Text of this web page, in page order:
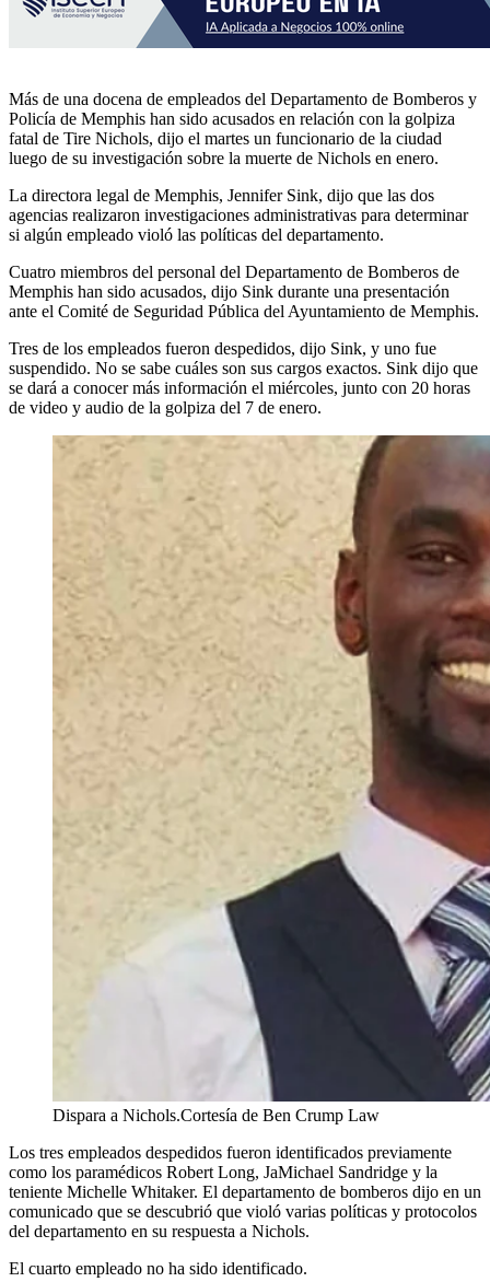
Más de una docena de empleados del Departamento de Bomberos y
Policía de Memphis han sido acusados ​​en relación con la golpiza
fatal de Tire Nichols, dijo el martes un funcionario de la ciudad
luego de su investigación sobre la muerte de Nichols en enero.
La directora legal de Memphis, Jennifer Sink, dijo que las dos
agencias realizaron investigaciones administrativas para determinar
si algún empleado violó las políticas del departamento.
Cuatro miembros del personal del Departamento de Bomberos de
Memphis han sido acusados, dijo Sink durante una presentación
ante el Comité de Seguridad Pública del Ayuntamiento de Memphis.
Tres de los empleados fueron despedidos, dijo Sink, y uno fue
suspendido. No se sabe cuáles son sus cargos exactos. Sink dijo que
se dará a conocer más información el miércoles, junto con 20 horas
de video y audio de la golpiza del 7 de enero.
Dispara a Nichols.Cortesía de Ben Crump Law
Los tres empleados despedidos fueron identificados previamente
como los paramédicos Robert Long, JaMichael Sandridge y la
teniente Michelle Whitaker. El departamento de bomberos dijo en un
comunicado que se descubrió que violó varias políticas y protocolos
del departamento en su respuesta a Nichols.
El cuarto empleado no ha sido identificado.